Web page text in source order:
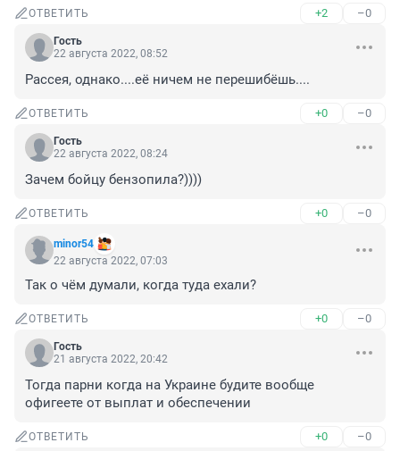
ОТВЕТИТЬ +2 –0
Гость
22 августа 2022, 08:52
Рассея, однако....её ничем не перешибёшь....
ОТВЕТИТЬ +0 –0
Гость
22 августа 2022, 08:24
Зачем бойцу бензопила?))))
ОТВЕТИТЬ +0 –0
minor54
22 августа 2022, 07:03
Так о чём думали, когда туда ехали?
ОТВЕТИТЬ +0 –0
Гость
21 августа 2022, 20:42
Тогда парни когда на Украине будите вообще
офигеете от выплат и обеспечении
ОТВЕТИТЬ +0 –0